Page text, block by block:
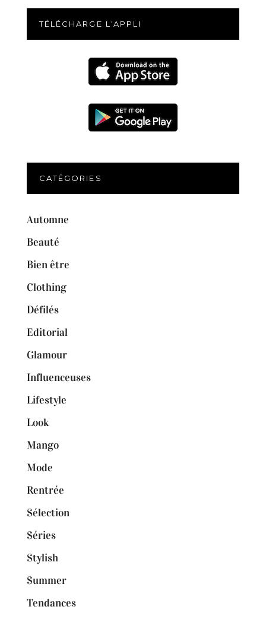
TÉLÉCHARGE L'APPLI
CATÉGORIES
Automne
Beauté
Bien être
Clothing
Défilés
Editorial
Glamour
Influenceuses
Lifestyle
Look
Mango
Mode
Rentrée
Sélection
Séries
Stylish
Summer
Tendances